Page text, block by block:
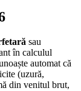
sau
în calculul
automat că
(uzură,
din venitul brut,